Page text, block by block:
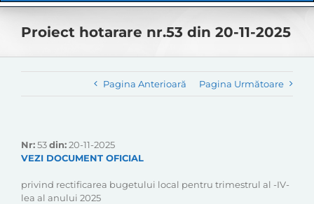
Proiect hotarare nr.53 din 20-11-2025
Pagina Anterioară Pagina Următoare
Nr:53din:20-11-2025
VEZI DOCUMENT OFICIAL
privind rectificarea bugetului local pentru trimestrul al -IV-
lea al anului 2025